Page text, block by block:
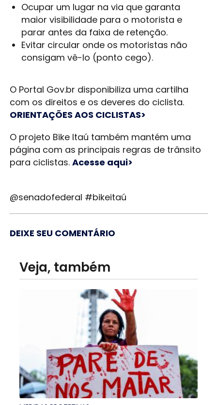
Ocupar um lugar na via que garanta
maior visibilidade para o motorista e
parar antes da faixa de retenção.
Evitar circular onde os motoristas não
consigam vê-lo (ponto cego).
O Portal Gov.br disponibiliza uma cartilha
com os direitos e os deveres do ciclista.
ORIENTAÇÕES AOS CICLISTAS>
O projeto Bike Itaú também mantém uma
página com as principais regras de trânsito
para ciclistas. Acesse aqui>
@senadofederal #bikeitaú
DEIXE SEU COMENTÁRIO
Veja, também